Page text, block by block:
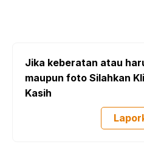
Jika keberatan atau
maupun foto Silahkan
Kasih